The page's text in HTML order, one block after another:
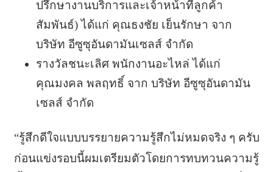
ปรึกษางานบริการและเจ้าหน้าที่ลูกค้า
สัมพันธ์) ได้แก่ คุณธงชัย เย็นรักษา จาก
บริษัท อีซูซุอันดามันเซลส์ จำกัด
รางวัลชนะเลิศ พนักงานอะไหล่ ได้แก่
คุณมงคล พลฤทธิ์ จาก บริษัท อีซูซุอันดามัน
เซลส์ จำกัด
“รู้สึกดีใจแบบบรรยายความรู้สึกไม่หมดจริง ๆ ครับ
ก่อนแข่งรอบนี้ผมเตรียมตัวโดยการทบทวนความรู้